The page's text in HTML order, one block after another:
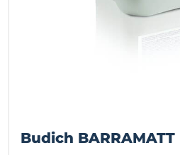
Budich BARRAMATT